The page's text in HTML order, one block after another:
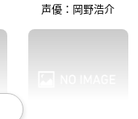
声優：岡野浩介